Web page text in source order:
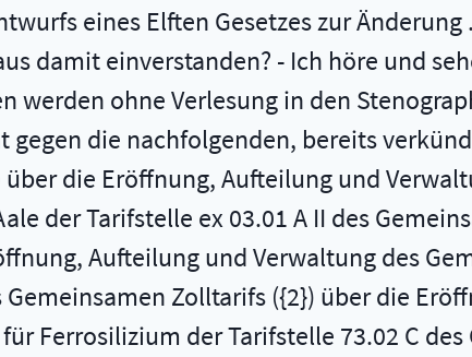
eines Elften Gesetzes zur Änderung
damit einverstanden? - Ich höre und
werden ohne Verlesung in den
die nachfolgenden, bereits
die Eröffnung, Aufteilung und
der Tarifstelle ex 03.01 A II des
Aufteilung und Verwaltung des
Zolltarifs ({2}) über die
Ferrosilizium der Tarifstelle 73.02 C